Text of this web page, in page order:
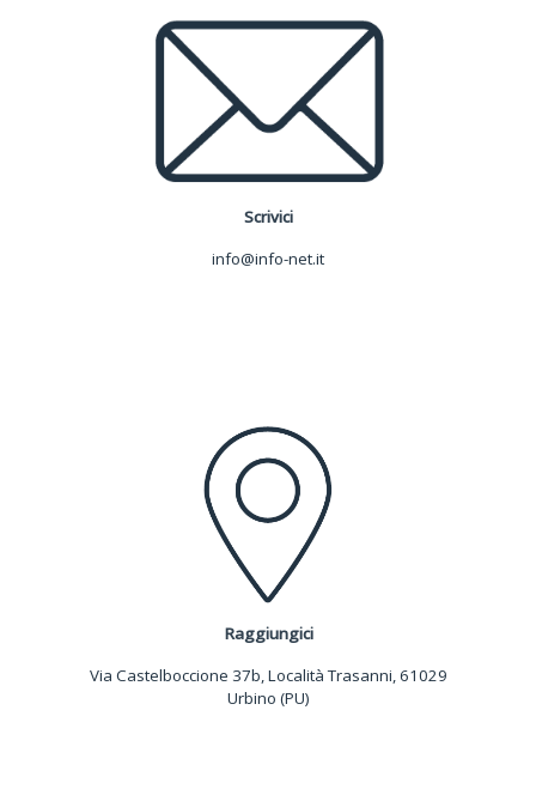
Scrivici
info@info-net.it
Raggiungici
Via Castelboccione 37b, Località Trasanni, 61029
Urbino (PU)